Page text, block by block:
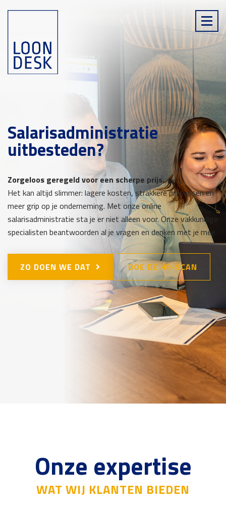
Salarisadministratie
uitbesteden?
Zorgeloos geregeld voor een scherpe prijs.
Het kan altijd slimmer: lagere kosten, strakkere processen en
meer grip op je onderneming. Met onze online
salarisadministratie sta je er niet alleen voor. Onze vakkundige
specialisten beantwoorden al je vragen en denken met je mee.
ZO DOEN WE DAT DOE DE HR-SCAN
Onze expertise
WAT WIJ KLANTEN BIEDEN